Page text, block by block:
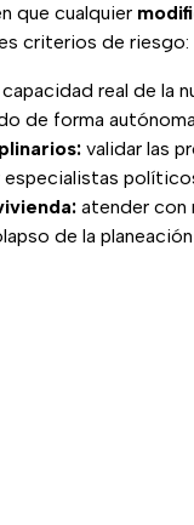
que cualquier
criterios de riesgo:
capacidad real de la
de forma
validar las
atender con
de la planeación